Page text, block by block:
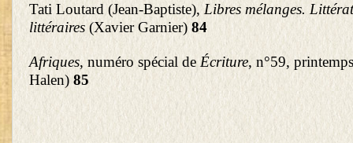
Tati Loutard (Jean-Baptiste),Libres mélanges.
littéraires (Xavier Garnier)84
Afriques, numéro spécial deÉcriture, n°59,
Halen) 85